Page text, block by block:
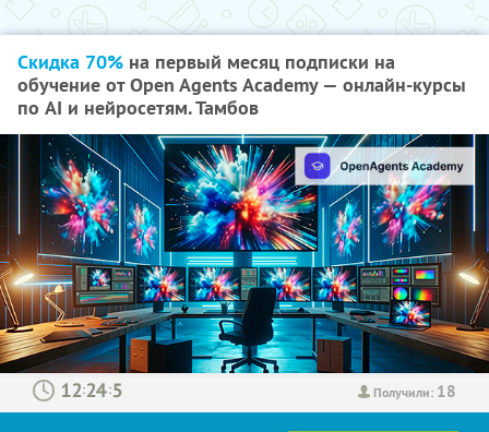
Скидка 70% на первый месяц подписки на
обучение от Open Agents Academy — онлайн-курсы
по AI и нейросетям. Тамбов
Получили: 18
: :